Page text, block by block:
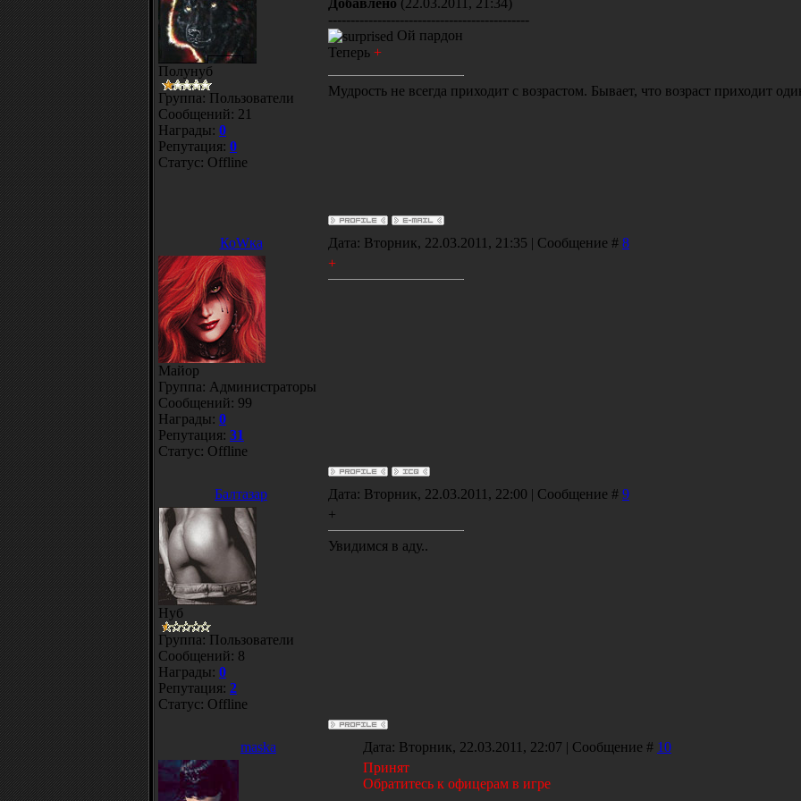
Полунуб
Группа: Пользователи
Сообщений: 21
Награды: 0
Репутация: 0
Статус: Offline
Добавлено (22.03.2011, 21:34)
---------------------------------------------
Ой пардон
Теперь +
Мудрость не всегда приходит с возрастом. Бывает, что возраст приходит
КоWка Дата: Вторник, 22.03.2011, 21:35 | Сообщение # 8
Майор
Группа: Администраторы
Сообщений: 99
Награды: 0
Репутация: 31
Статус: Offline
+
Балтазар Дата: Вторник, 22.03.2011, 22:00 | Сообщение # 9
Нуб
Группа: Пользователи
Сообщений: 8
Награды: 0
Репутация: 2
Статус: Offline
+
Увидимся в аду..
maska Дата: Вторник, 22.03.2011, 22:07 | Сообщение # 10
Принят
Обратитесь к офицерам в игре